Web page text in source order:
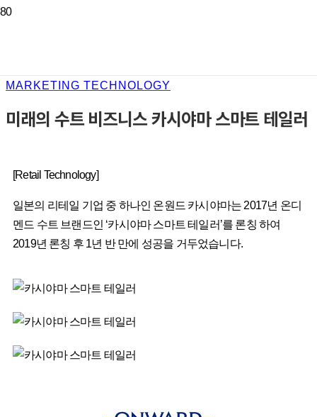
MARKETING TECHNOLOGY
미래의 수트 비즈니스 카시야마 스마트 테일러
[Retail Technology]
일본의 리테일 기업 중 하나인 온원드 카시야마는 2017년 온디
멘드 수트 브랜드인 ‘카시야마 스마트 테일러’를 론칭 하여
2019년 론칭 후 1년 반 만에 성공을 거두었습니다.